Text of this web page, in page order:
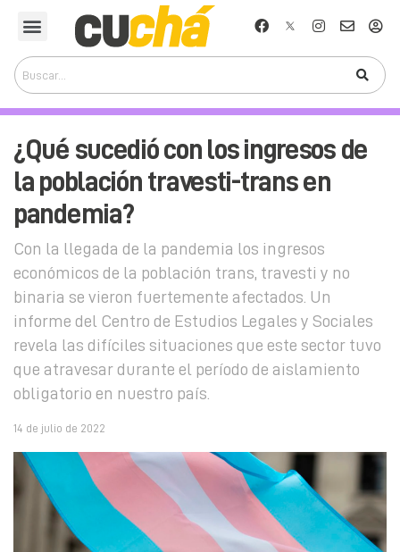
¿Qué sucedió con los ingresos de
la población travesti-trans en
pandemia?
Con la llegada de la pandemia los ingresos
económicos de la población trans, travesti y no
binaria se vieron fuertemente afectados. Un
informe del Centro de Estudios Legales y Sociales
revela las difíciles situaciones que este sector tuvo
que atravesar durante el período de aislamiento
obligatorio en nuestro país.
14 de julio de 2022